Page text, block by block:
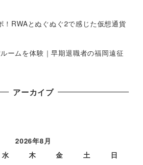
RWAとぬぐぬぐ2で感じた仮想通貨
ームを体験｜早期退職者の福岡遠征
アーカイブ
2026年8月
水 木 金 土
日